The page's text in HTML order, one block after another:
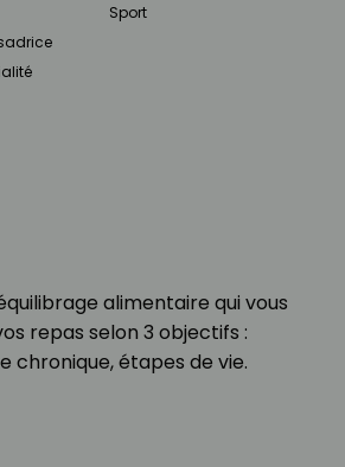
alimentaire qui vous
repas selon 3 objectifs :
chronique, étapes de vie.
Sport